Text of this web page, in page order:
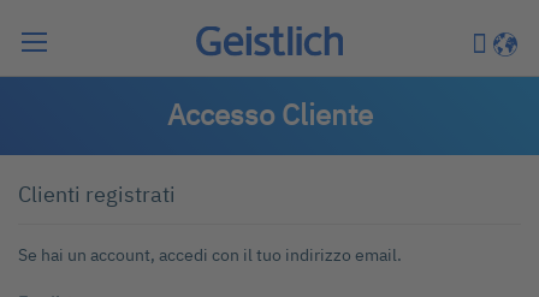
Accesso Cliente
Clienti registrati
Se hai un account, accedi con il tuo indirizzo email.